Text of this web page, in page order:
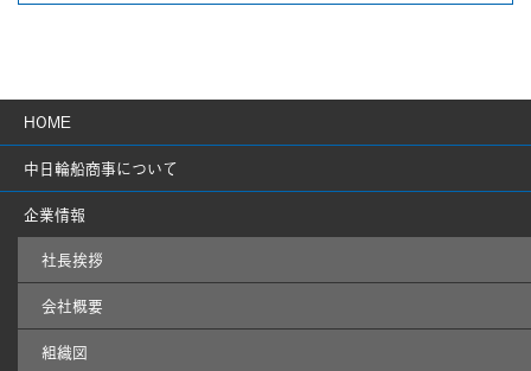
HOME
中日輪船商事について
企業情報
社長挨拶
会社概要
組織図